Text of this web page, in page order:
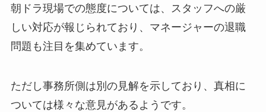
朝ドラ現場での態度については、スタッフへの厳
しい対応が報じられており、マネージャーの退職
問題も注目を集めています。
ただし事務所側は別の見解を示しており、真相に
ついては様々な意見があるようです。